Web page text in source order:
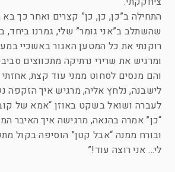
התחילה ב”כן, כן, כן” קצרים ואחר כך
שהשתלב ב”אני גומר” שלי, גמרנו ביחד,
רוקנתי את כל המטען האגור באשכיי
ומרגיש את שרירי נרתיקה מתכווצים
והם מנסים לסחוט ממני עוד קצת, אחזתי
לישבנה, נלחץ אליה, מרגיש איך הזקפה
לעברה ושואל בשקט באוזן “אמא של
“כן” אמרה בהנאה, מרגישה איך האיבר
ובורח ממנה “אבל קטן” הוסיפה בקול
לי… אני רוצה עוד!”